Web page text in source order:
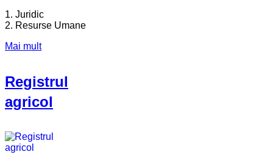
1. Juridic
2. Resurse Umane
Mai mult
Registrul
agricol